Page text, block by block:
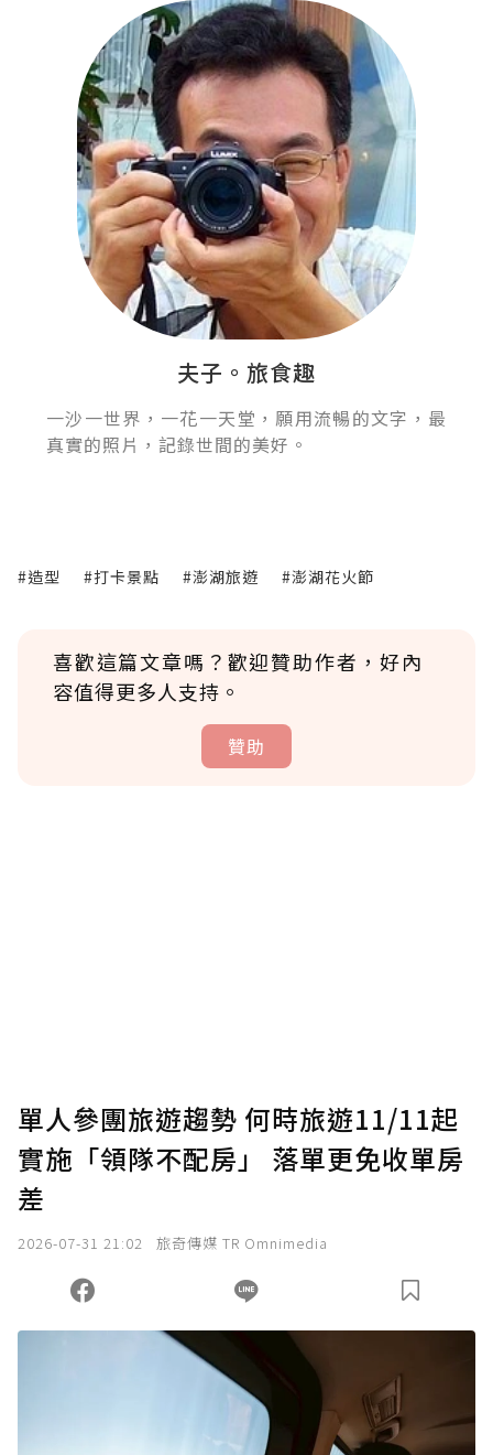
夫子。旅食趣
一沙一世界，一花一天堂，願用流暢的文字，最
真實的照片，記錄世間的美好。
#造型 #打卡景點 #澎湖旅遊 #澎湖花火節
喜歡這篇文章嗎？歡迎贊助作者，好內
容值得更多人支持。
贊助
確認送出
您當前剩餘 U 利點數：0點；前往 購買點數
單人參團旅遊趨勢 何時旅遊11/11起
實施「領隊不配房」 落單更免收單房
差
2026-07-31 21:02 旅奇傳媒 TR Omnimedia